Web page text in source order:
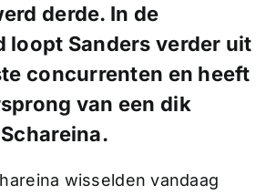
derde. In de
loopt Sanders verder uit
concurrenten en heeft
van een dik
wisselden vandaag